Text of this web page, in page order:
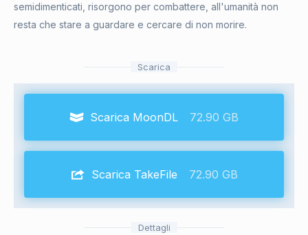
semidimenticati, risorgono per combattere, all'umanità non
resta che stare a guardare e cercare di non morire.
Scarica
Scarica MoonDL 72.90 GB
Scarica TakeFile 72.90 GB
Dettagli